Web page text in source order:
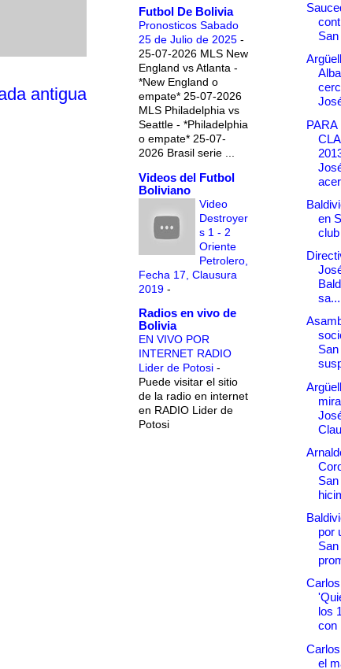
antigua
Futbol De Bolivia
Pronosticos Sabado
25 de Julio de 2025 -
25-07-2026 MLS New
England vs Atlanta -
*New England o
empate* 25-07-2026
MLS Philadelphia vs
Seattle - *Philadelphia
o empate* 25-07-
2026 Brasil serie ...
Videos del Futbol
Boliviano
Video
Destroyer
s 1 - 2
Oriente
Petrolero,
Fecha 17, Clausura
2019 -
Radios en vivo de
Bolivia
EN VIVO POR
INTERNET RADIO
Lider de Potosi -
Puede visitar el sitio
de la radio en internet
en RADIO Lider de
Potosi
PARA
en
club
sa...
por
los
con
el